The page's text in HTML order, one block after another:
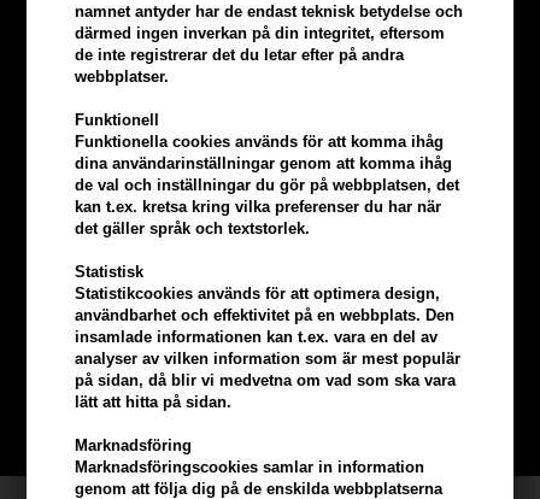
namnet antyder har de endast teknisk betydelse och
därmed ingen inverkan på din integritet, eftersom
de inte registrerar det du letar efter på andra
webbplatser.
Funktionell
Funktionella cookies används för att komma ihåg
dina användarinställningar genom att komma ihåg
de val och inställningar du gör på webbplatsen, det
kan t.ex. kretsa kring vilka preferenser du har när
det gäller språk och textstorlek.
Statistisk
Statistikcookies används för att optimera design,
användbarhet och effektivitet på en webbplats. Den
insamlade informationen kan t.ex. vara en del av
analyser av vilken information som är mest populär
på sidan, då blir vi medvetna om vad som ska vara
lätt att hitta på sidan.
Marknadsföring
Marknadsföringscookies samlar in information
genom att följa dig på de enskilda webbplatserna
Tjäna5% bonuspå hela din
beställning
Bli en del av vår kundklubb gratis och få rabatter när du handlar